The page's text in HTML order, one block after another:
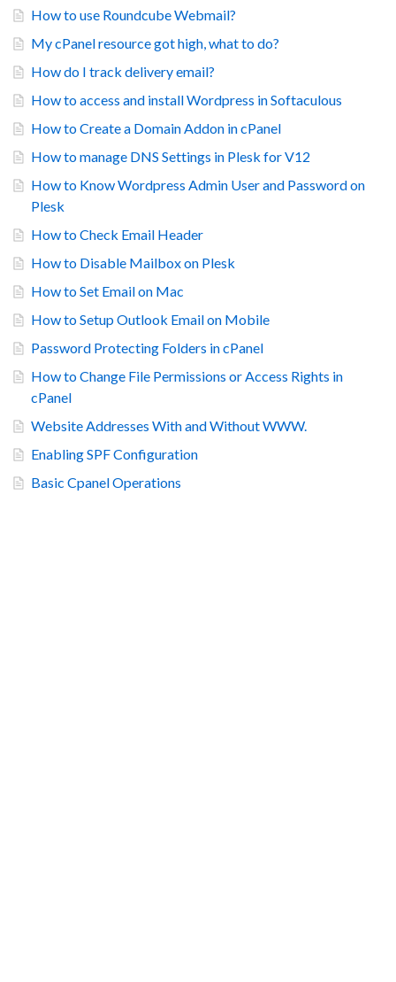
How to use Roundcube Webmail?
My cPanel resource got high, what to do?
How do I track delivery email?
How to access and install Wordpress in Softaculous
How to Create a Domain Addon in cPanel
How to manage DNS Settings in Plesk for V12
How to Know Wordpress Admin User and Password on
Plesk
How to Check Email Header
How to Disable Mailbox on Plesk
How to Set Email on Mac
How to Setup Outlook Email on Mobile
Password Protecting Folders in cPanel
How to Change File Permissions or Access Rights in
cPanel
Website Addresses With and Without WWW.
Enabling SPF Configuration
Basic Cpanel Operations